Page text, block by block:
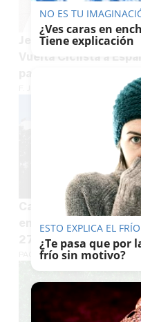
Jerez busca
Vuelta Ciclista a
para el 10 de
Casa palacio con 16
en Jerez: Gilmar
275.000 euros
PACO SÁNCHEZ MÚGICA
NO ES TU
¿Ves caras en
Tiene explicación
ESTO EXPLICA EL FRÍO
¿Te pasa que por
frío sin motivo?